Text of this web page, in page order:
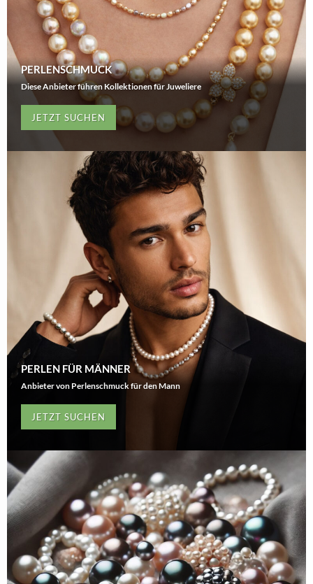
PERLENSCHMUCK
Diese Anbieter führen Kollektionen für Juweliere
JETZT SUCHEN
PERLEN FÜR MÄNNER
Anbieter von Perlenschmuck für den Mann
JETZT SUCHEN